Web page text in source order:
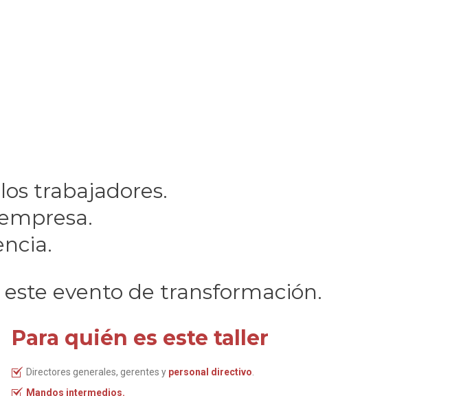
trabajadores.
evento de transformación.
Para quién es este taller
Directores generales, gerentes y personal directivo
Mandos intermedios.